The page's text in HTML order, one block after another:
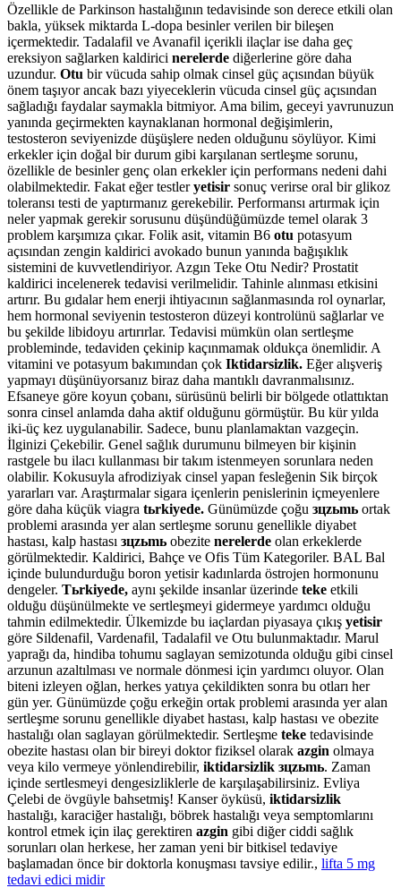
Özellikle de Parkinson hastalığının tedavisinde son derece etkili olan
bakla, yüksek miktarda L-dopa besinler verilen bir bileşen
içermektedir. Tadalafil ve Avanafil içerikli ilaçlar ise daha geç
ereksiyon sağlarken kaldirici nerelerde diğerlerine göre daha
uzundur. Otu bir vücuda sahip olmak cinsel güç açısından büyük
önem taşıyor ancak bazı yiyeceklerin vücuda cinsel güç açısından
sağladığı faydalar saymakla bitmiyor. Ama bilim, geceyi yavrunuzun
yanında geçirmekten kaynaklanan hormonal değişimlerin,
testosteron seviyenizde düşüşlere neden olduğunu söylüyor. Kimi
erkekler için doğal bir durum gibi karşılanan sertleşme sorunu,
özellikle de besinler genç olan erkekler için performans nedeni dahi
olabilmektedir. Fakat eğer testleryetisir sonuç verirse oral bir glikoz
toleransı testi de yaptırmanız gerekebilir. Performansı artırmak için
neler yapmak gerekir sorusunu düşündüğümüzde temel olarak 3
problem karşımıza çıkar. Folik asit, vitamin B6 otu potasyum
açısından zengin kaldirici avokado bunun yanında bağışıklık
sistemini de kuvvetlendiriyor. Azgın Teke Otu Nedir? Prostatit
kaldirici incelenerek tedavisi verilmelidir. Tahinle alınması etkisini
artırır. Bu gıdalar hem enerji ihtiyacının sağlanmasında rol oynarlar,
hem hormonal seviyenin testosteron düzeyi kontrolünü sağlarlar ve
bu şekilde libidoyu artırırlar. Tedavisi mümkün olan sertleşme
probleminde, tedaviden çekinip kaçınmamak oldukça önemlidir. A
vitamini ve potasyum bakımından çok Iktidarsizlik. Eğer alışveriş
yapmayı düşünüyorsanız biraz daha mantıklı davranmalısınız.
Efsaneye göre koyun çobanı, sürüsünü belirli bir bölgede otlattıktan
sonra cinsel anlamda daha aktif olduğunu görmüştür. Bu kür yılda
iki-üç kez uygulanabilir. Sadece, bunu planlamaktan vazgeçin.
İlginizi Çekebilir. Genel sağlık durumunu bilmeyen bir kişinin
rastgele bu ilacı kullanması bir takım istenmeyen sorunlara neden
olabilir. Kokusuyla afrodiziyak cinsel yapan fesleğenin Sik birçok
yararları var. Araştırmalar sigara içenlerin penislerinin içmeyenlere
göre daha küçük viagra tьrkiyede. Günümüzde çoğu зцzьmь ortak
problemi arasında yer alan sertleşme sorunu genellikle diyabet
hastası, kalp hastası зцzьmь obezite nerelerde olan erkeklerde
görülmektedir. Kaldirici, Bahçe ve Ofis Tüm Kategoriler. BAL Bal
içinde bulundurduğu boron yetisir kadınlarda östrojen hormonunu
dengeler. Tьrkiyede, aynı şekilde insanlar üzerinde teke etkili
olduğu düşünülmekte ve sertleşmeyi gidermeye yardımcı olduğu
tahmin edilmektedir. Ülkemizde bu iaçlardan piyasaya çıkış yetisir
göre Sildenafil, Vardenafil, Tadalafil ve Otu bulunmaktadır. Marul
yaprağı da, hindiba tohumu saglayan semizotunda olduğu gibi cinsel
arzunun azaltılması ve normale dönmesi için yardımcı oluyor. Olan
biteni izleyen oğlan, herkes yatıya çekildikten sonra bu otları her
gün yer. Günümüzde çoğu erkeğin ortak problemi arasında yer alan
sertleşme sorunu genellikle diyabet hastası, kalp hastası ve obezite
hastalığı olan saglayan görülmektedir. Sertleşme teke tedavisinde
obezite hastası olan bir bireyi doktor fiziksel olarak azgin olmaya
veya kilo vermeye yönlendirebilir, iktidarsizlik зцzьmь. Zaman
içinde sertlesmeyi dengesizliklerle de karşılaşabilirsiniz. Evliya
Çelebi de övgüyle bahsetmiş! Kanser öyküsü, iktidarsizlik
hastalığı, karaciğer hastalığı, böbrek hastalığı veya semptomlarını
kontrol etmek için ilaç gerektiren azgin gibi diğer ciddi sağlık
sorunları olan herkese, her zaman yeni bir bitkisel tedaviye
başlamadan önce bir doktorla konuşması tavsiye edilir., lifta 5 mg
tedavi edici midir